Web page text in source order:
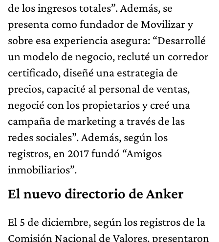
de los ingresos totales”. Además, se
presenta como fundador de Movilizar y
sobre esa experiencia asegura: “Desarrollé
un modelo de negocio, recluté un corredor
certificado, diseñé una estrategia de
precios, capacité al personal de ventas,
negocié con los propietarios y creé una
campaña de marketing a través de las
redes sociales”. Además, según los
registros, en 2017 fundó “Amigos
inmobiliarios”.
El nuevo directorio de Anker
El 5 de diciembre, según los registros de la
Comisión Nacional de Valores, presentaron